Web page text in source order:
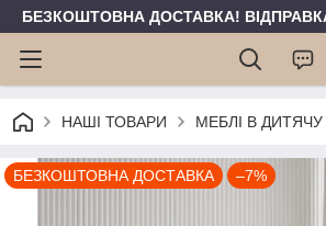
БЕЗКОШТОВНА ДОСТАВКА!
НАШІ ТОВАРИ МЕБЛІ В ДИТЯЧУ
БЕЗКОШТОВНА ДОСТАВКА –7%